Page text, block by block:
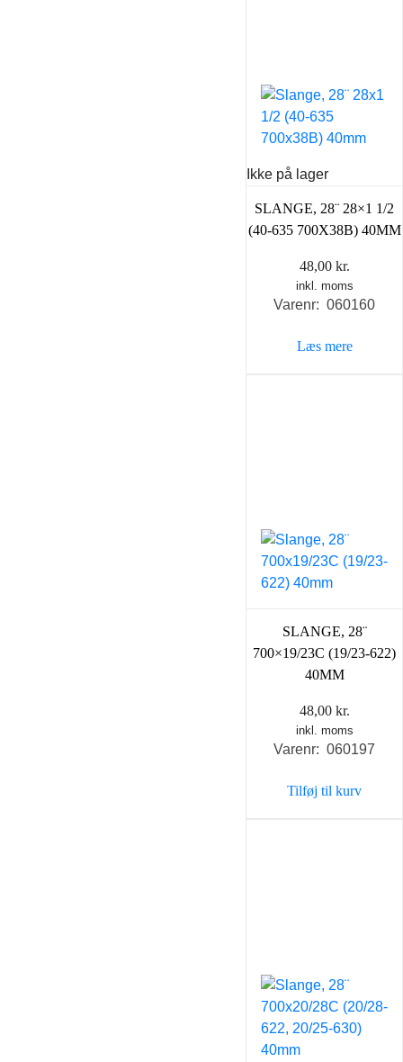
Ikke på lager
SLANGE, 28¨ 28×1 1/2
(40-635 700X38B) 40MM
48,00 kr.
inkl. moms
Varenr: 060160
Læs mere
SLANGE, 28¨
700×19/23C (19/23-622)
40MM
48,00 kr.
inkl. moms
Varenr: 060197
Tilføj til kurv